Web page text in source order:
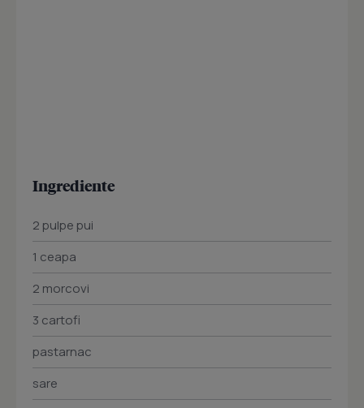
Ingrediente
2 pulpe pui
1 ceapa
2 morcovi
3 cartofi
pastarnac
sare